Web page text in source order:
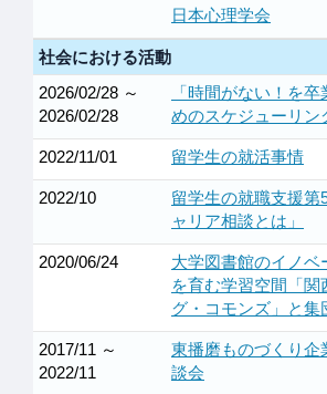
日本心理学会
社会における活動
2026/02/28 ～
2026/02/28
「時間がない！を
めのスケジューリン
2022/11/01 留学生の就活事情
2022/10
留学生の就職支援
ャリア相談とは」
2020/06/24
大学図書館のイノベ
を育む学習空間「関
グ・コモンズ」と集
2017/11 ～
2022/11
東播磨ものづくり企
談会